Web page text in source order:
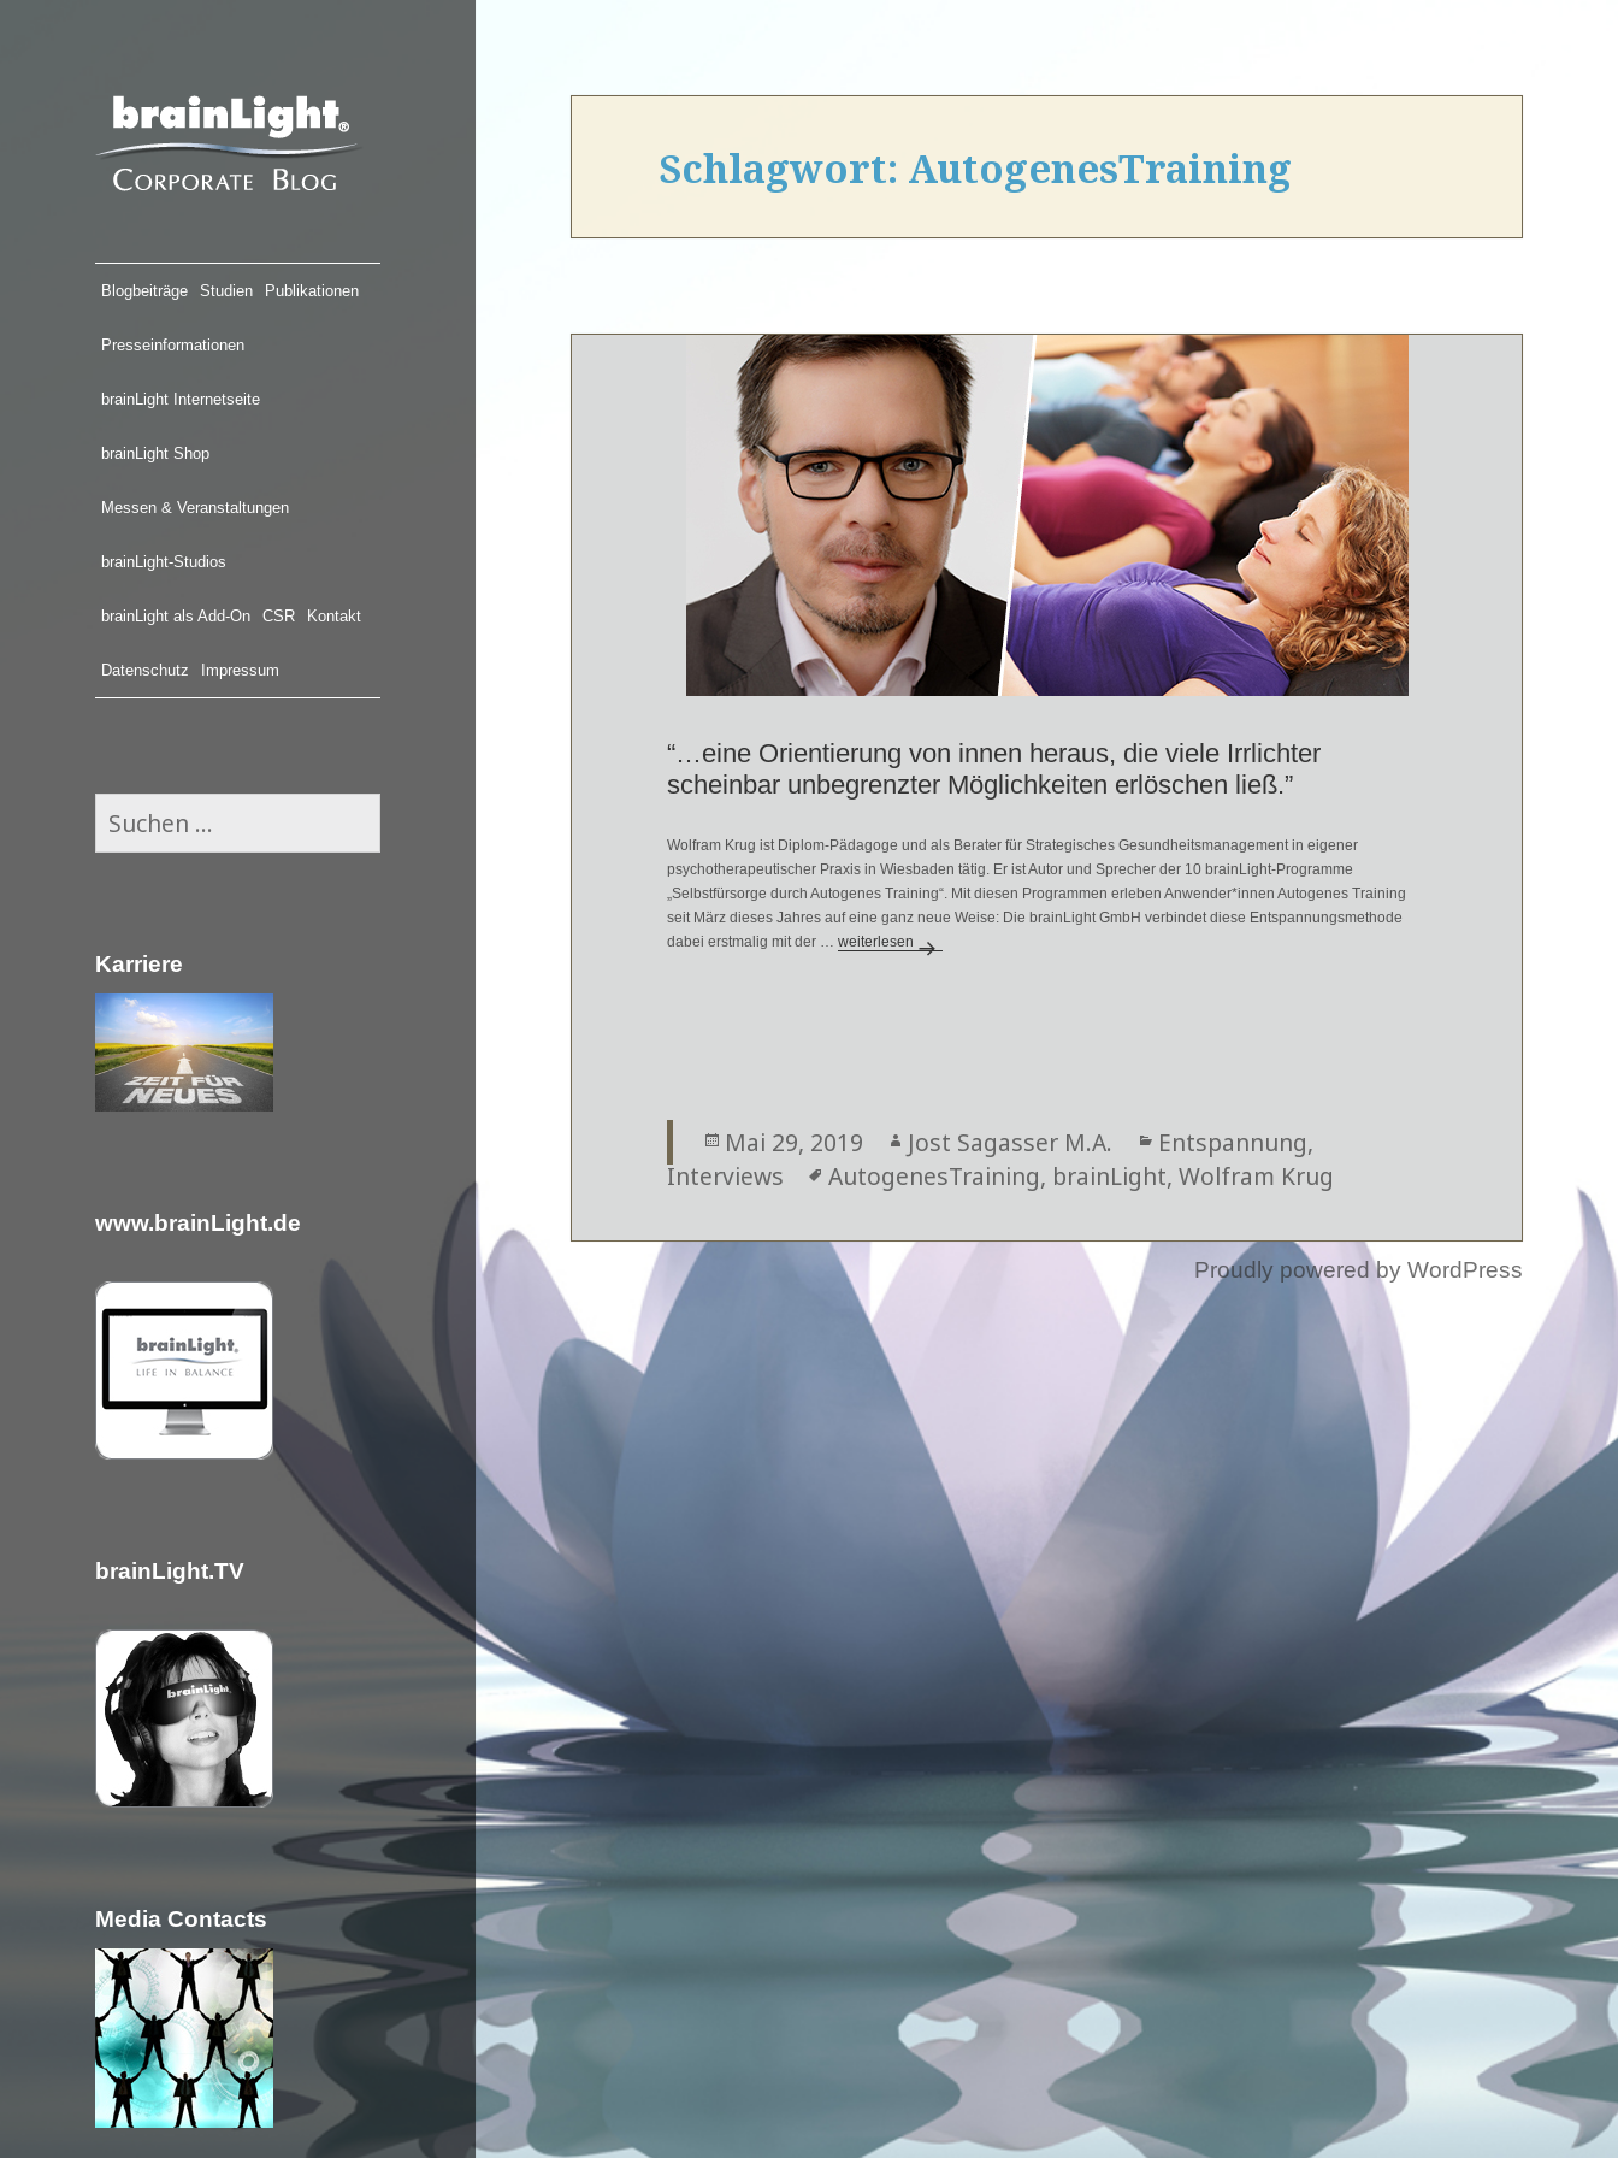
Blogbeiträge Studien Publikationen
Presseinformationen
brainLight Internetseite
brainLight Shop
Messen & Veranstaltungen
brainLight-Studios
brainLight als Add-On CSR Kontakt
Datenschutz Impressum
S
n
n
a
c
h
Karriere
www.brainLight.de
brainLight.TV
Media Contacts
Schlagwort: AutogenesTraining
“…eine Orientierung von innen heraus, die viele Irrlichter
scheinbar unbegrenzter Möglichkeiten erlöschen ließ.”
Wolfram Krug ist Diplom-Pädagoge und als Berater für Strategisches Gesundheitsmanagement in eigener
psychotherapeutischer Praxis in Wiesbaden tätig. Er ist Autor und Sprecher der 10 brainLight-Programme
„Selbstfürsorge durch Autogenes Training“. Mit diesen Programmen erleben Anwender*innen Autogenes Training
seit März dieses Jahres auf eine ganz neue Weise: Die brainLight GmbH verbindet diese Entspannungsmethode
dabei erstmalig mit der …“…eine Orientierung von innen heraus, die viele Irrlichter scheinbar unbegrenzter Möglichkeiten erlöschen ließ.”
weiterlesen
Veröffentlicht
am
Mai 29, 2019 Autor
Jost Sagasser M.A. Kategorien
Entspannung,
Interviews
Schlagwörter
AutogenesTraining, brainLight,Wolfram Krug
Proudly powered by WordPress